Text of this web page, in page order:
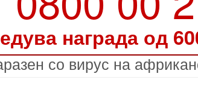
награда од
со вирус на